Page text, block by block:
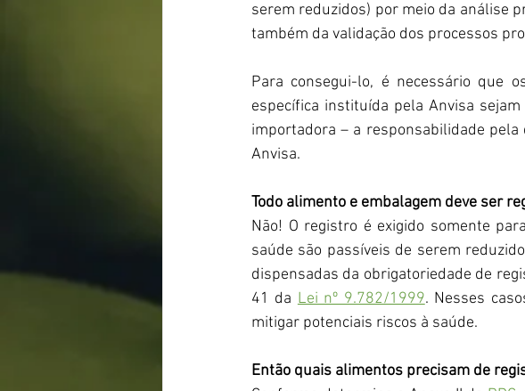
serem reduzidos) por meio da análise
também da validação dos processos
Para consegui-lo, é necessário que
específica instituída pela Anvisa
importadora – a responsabilidade
Anvisa.
Todo alimento e embalagem deve ser
Não! O registro é exigido somente
saúde são passíveis de serem
dispensadas da obrigatoriedade de
41 da Lei nº 9.782/1999. Nesses
mitigar potenciais riscos à saúde.
Então quais alimentos precisam de